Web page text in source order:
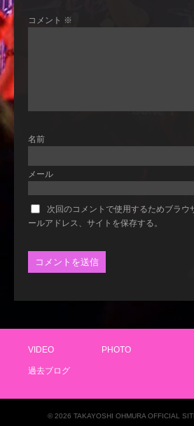
コメント ※
名前
メール
次回のコメントで使用するためブラウ
ールアドレス、サイトを保存する。
VIDEO PHOTO
過去ブログ
© 2026 TAKAYOSHI OHMURA OFFICIAL